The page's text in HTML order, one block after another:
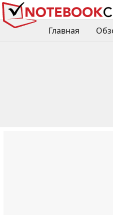
Главная